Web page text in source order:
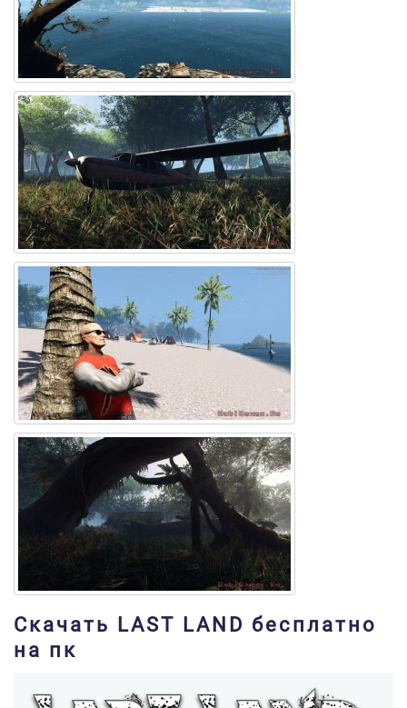
Скачать LAST LAND бесплатно
на пк